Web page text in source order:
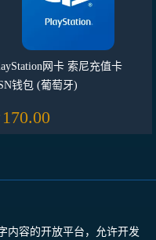
网卡 索尼充值卡
钱包 (葡萄牙)
170.00
内容的开放平台，允许开发